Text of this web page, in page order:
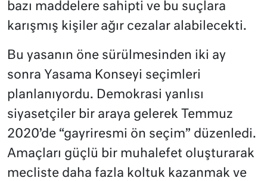
bazı maddelere sahipti ve bu suçlara
karışmış kişiler ağır cezalar alabilecekti.
Bu yasanın öne sürülmesinden iki ay
sonra Yasama Konseyi seçimleri
planlanıyordu. Demokrasi yanlısı
siyasetçiler bir araya gelerek Temmuz
2020’de “gayriresmi ön seçim” düzenledi.
Amaçları güçlü bir muhalefet oluşturarak
mecliste daha fazla koltuk kazanmak ve